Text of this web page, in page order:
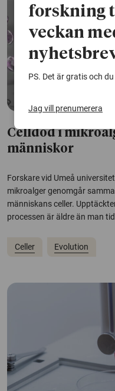
Celldöd i
människor
Forskare vid Umeå
mikroalger genomgår
människans celler.
processen är äldre än man
Celler Evolution
forskning
veckan
PS. Det är gratis och
Jag vill prenumerera